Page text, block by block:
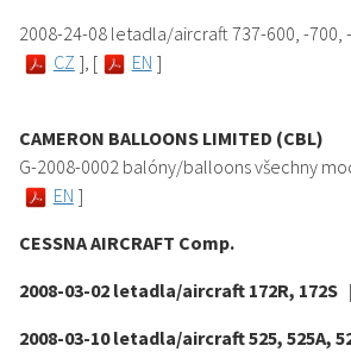
2008-24-08 letadla/aircraft 737-600, -700,
CZ ], [ EN ]
CAMERON BALLOONS LIMITED (CBL)
G-2008-0002 balóny/balloons všechny
EN ]
CESSNA AIRCRAFT Comp.
2008-03-02 letadla/aircraft 172R, 172S
2008-03-10 letadla/aircraft 525, 525A,